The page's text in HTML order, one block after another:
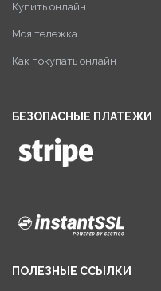
Купить онлайн
Моя тележка
Как покупать онлайн
БЕЗОПАСНЫЕ ПЛАТЕЖИ
ПОЛЕЗНЫЕ ССЫЛКИ